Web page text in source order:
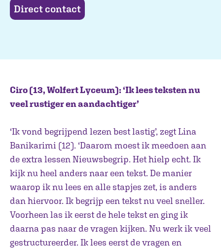
Direct contact
Ciro (13, Wolfert Lyceum): ‘Ik lees teksten nu
veel rustiger en aandachtiger’
‘Ik vond begrijpend lezen best lastig’, zegt Lina
Banikarimi (12). ‘Daarom moest ik meedoen aan
de extra lessen Nieuwsbegrip. Het hielp echt. Ik
kijk nu heel anders naar een tekst. De manier
waarop ik nu lees en alle stapjes zet, is anders
dan hiervoor. Ik begrijp een tekst nu veel sneller.
Voorheen las ik eerst de hele tekst en ging ik
daarna pas naar de vragen kijken. Nu werk ik veel
gestructureerder. Ik lees eerst de vragen en